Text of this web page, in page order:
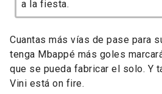
a la fiesta.
Cuantas más vías de pase para
tenga Mbappé más goles
que se pueda fabricar el solo. Y
Vini está on fire.